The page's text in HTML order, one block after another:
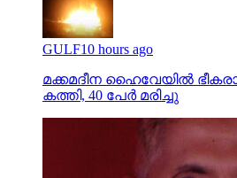
GULF10 hours ago
മക്കമദീന ഹൈവേയില്‍
കത്തി, 40 പേര്‍ മരിച്ചു